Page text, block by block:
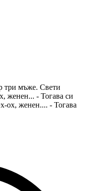
три мъже. Свети
женен... - Тогава си
ох, женен.... - Тогава